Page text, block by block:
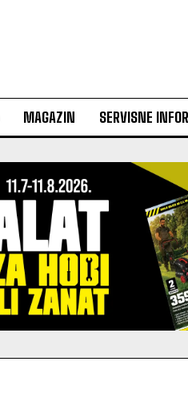
MAGAZIN SERVISNE